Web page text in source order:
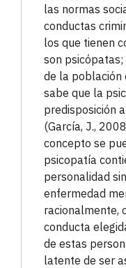
las normas
conductas
los que tienen
son
de la población
sabe que la
predisposición
(García, J.,
concepto se
psicopatía
personalidad
enfermedad
racionalmente,
conducta
de estas
latente de ser